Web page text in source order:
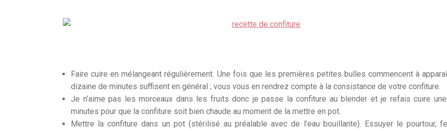
Faire cuire en mélangeant régulièrement. Une fois que les premières petites bulles commencent à
dizaine de minutes suffisent en général ; vous vous en rendrez compte à la consistance de votre confiture.
Je n’aime pas les morceaux dans les fruits donc je passe la confiture au blender et je refais cuire
minutes pour que la confiture soit bien chaude au moment de la mettre en pot.
Mettre la confiture dans un pot (stérilisé au préalable avec de l’eau bouillante). Essuyer le pourtour,